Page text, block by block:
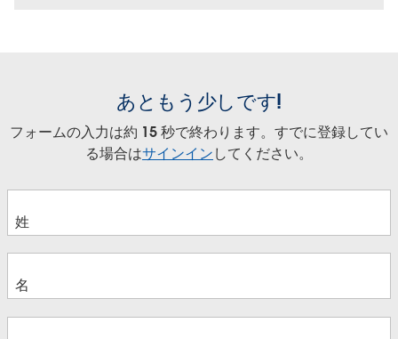
あともう少しです!
フォームの入力は約 15 秒で終わります。すでに登録してい
る場合はサインインしてください。